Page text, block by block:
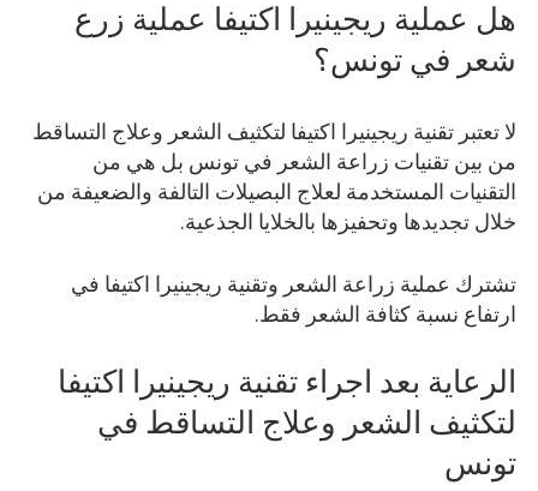
هل عملية ريجينيرا اكتيفا عملية زرع
شعر في تونس؟
لا تعتبر تقنية ريجينيرا اكتيفا لتكثيف الشعر وعلاج التساقط
من بين تقنيات زراعة الشعر في تونس بل هي من
التقنيات المستخدمة لعلاج البصيلات التالفة والضعيفة من
خلال تجديدها وتحفيزها بالخلايا الجذعية.
تشترك عملية زراعة الشعر وتقنية ريجينيرا اكتيفا في
ارتفاع نسبة كثافة الشعر فقط.
الرعاية بعد اجراء تقنية ريجينيرا اكتيفا
لتكثيف الشعر وعلاج التساقط في
تونس